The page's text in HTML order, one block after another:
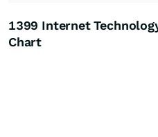
1399 Internet
Chart